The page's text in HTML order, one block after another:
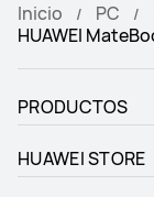
Inicio PC
HUAWEI
PRODUCTOS
HUAWEI STORE